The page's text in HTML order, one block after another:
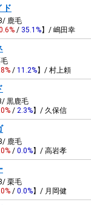
ド
鹿毛
/ 35.1%】/ 嶋田幸
/ 11.2%】/ 村上頼
黒鹿毛
/ 2.3%】/ 久保信
鹿毛
/ 0.0%】/ 高岩孝
栗毛
/ 0.0%】/ 月岡健